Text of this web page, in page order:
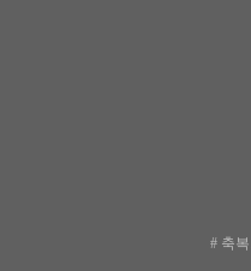
# 축